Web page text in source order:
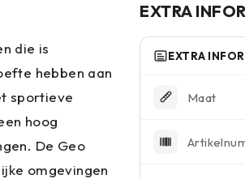
die is
hebben aan
sportieve
hoog
De Geo
omgevingen
EXTRA
EXTRA
Maat